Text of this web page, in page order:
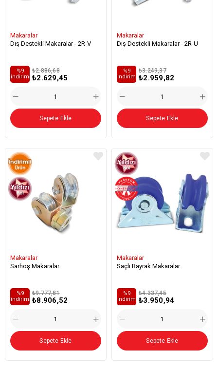
Makaralar
Dış Destekli Makaralar - 2R-V
₺2.629,45
₺2.886,68
%9
i̇ndirim
Sepete Ekle
Makaralar
Dış Destekli Makaralar - 2R-U
₺2.959,82
₺3.249,37
%9
i̇ndirim
Sepete Ekle
Makaralar
Sarhoş Makaralar
₺8.906,52
₺9.777,81
%9
i̇ndirim
Sepete Ekle
Makaralar
Saçlı Bayrak Makaralar
₺3.950,94
₺4.337,45
%9
i̇ndirim
Sepete Ekle